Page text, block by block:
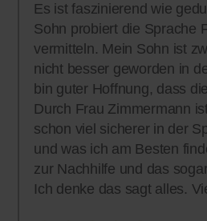
Es ist faszinierend wie
Sohn probiert die Sprache
vermitteln. Mein Sohn ist
nicht besser geworden in
bin guter Hoffnung, dass
Durch Frau Zimmermann
schon viel sicherer in der
und was ich am Besten
zur Nachhilfe und das
Ich denke das sagt alles.